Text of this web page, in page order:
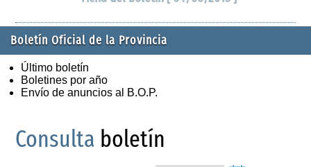
Boletín Oficial de la Provincia
Último boletín
Boletines por año
Envío de anuncios al B.O.P.
Consulta boletín